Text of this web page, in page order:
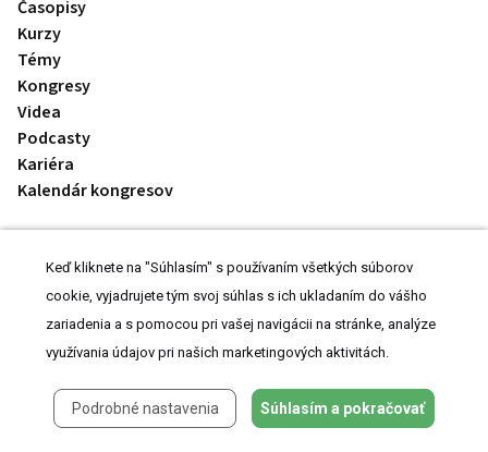
Časopisy
Kurzy
Témy
Kongresy
Videa
Podcasty
Kariéra
Kalendár kongresov
© 2008-2026 MeDitorial | ISSN 1803-6597
ČítajteprehlásenieaZásady spracovania osobných údajov
Keď kliknete na "Súhlasím" s používaním všetkých súborov
cookie, vyjadrujete tým svoj súhlas s ich ukladaním do vášho
zariadenia a s pomocou pri vašej navigácii na stránke, analýze
využívania údajov pri našich marketingových aktivitách.
Podrobné nastavenia Súhlasím a pokračovať